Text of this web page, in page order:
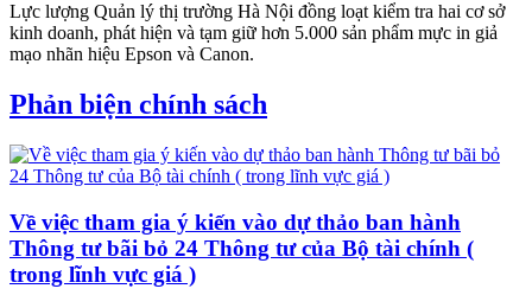
Lực lượng Quản lý thị trường Hà Nội đồng loạt kiểm tra hai cơ sở
kinh doanh, phát hiện và tạm giữ hơn 5.000 sản phẩm mực in giả
mạo nhãn hiệu Epson và Canon.
Phản biện chính sách
Về việc tham gia ý kiến vào dự thảo ban hành
Thông tư bãi bỏ 24 Thông tư của Bộ tài chính (
trong lĩnh vực giá )